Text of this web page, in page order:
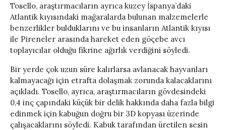
Tosello, araştırmacıların ayrıca kuzey İspanya’daki
Atlantik kıyısındaki mağaralarda bulunan malzemelerle
benzerlikler bulduklarını ve bu insanların Atlantik kıyısı
ile Pireneler arasında hareket eden göçebe avcı
toplayıcılar olduğu fikrine ağırlık verdiğini söyledi.
Bir yerde çok uzun süre kalırlarsa avlanacak hayvanları
kalmayacağı için etrafta dolaşmak zorunda kalacaklarını
açıkladı. Tosello, ayrıca, araştırmacıların gövdesindeki
0,4 inç çapındaki küçük bir delik hakkında daha fazla bilgi
edinmek için kabuğun doğru bir 3D kopyası üzerinde
çalışacaklarını söyledi. Kabuk tarafından üretilen sesin